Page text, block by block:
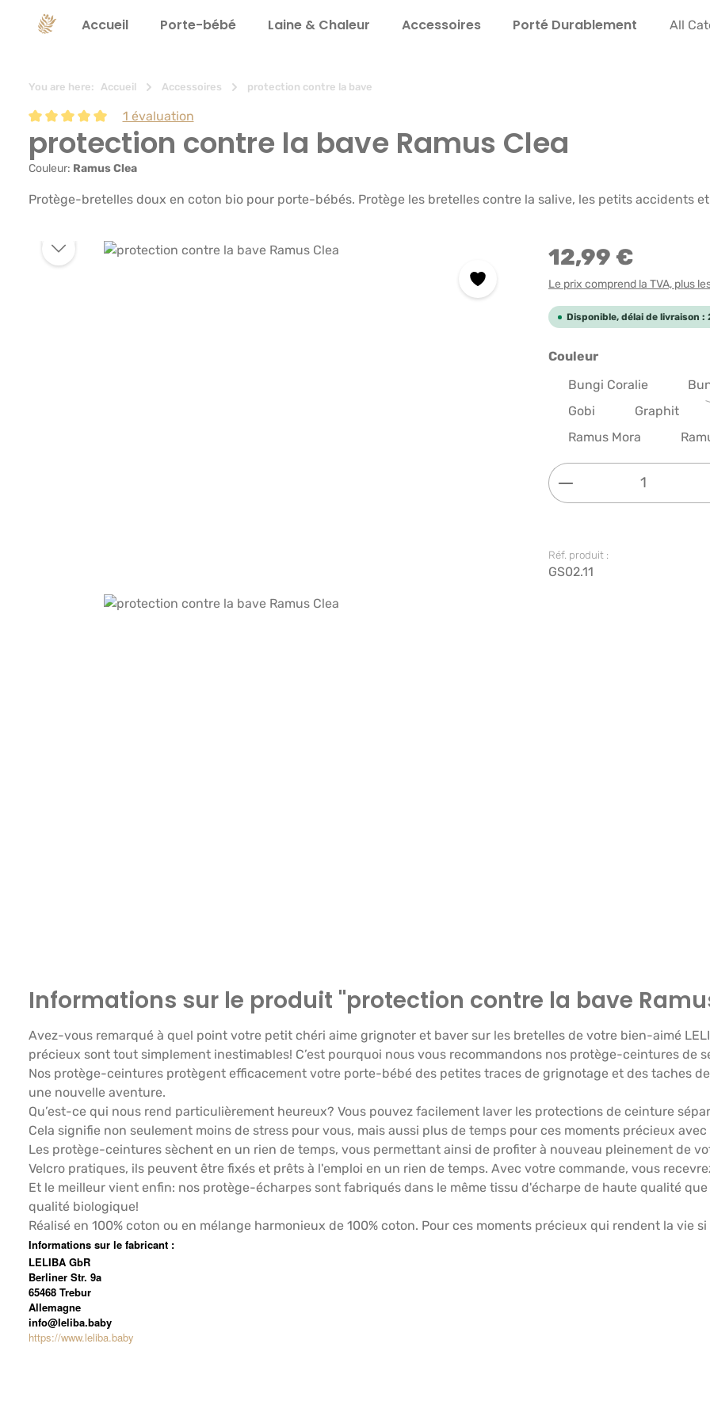
Passer à la navigation principale
Accueil Porte-bébé Laine & Chaleur Accessoires Porté Durable­ment All
You are here: Accueil Accessoires protection contre la bave
Note moyenne de 5 sur 5 étoiles
1 évaluation
protection contre la bave Ramus Clea
Couleur: Ramus Clea
Protège-bretelles doux en coton bio pour porte-bébés. Protège les bretelles contre la salive, les petits accidents
Ignorer la galerie d'images 12,99 €
Le prix comprend la TVA, plus
Disponible, délai de livraison :
Sélectionnez
Couleur
Bungi Coralie
Gobi
Graphit
Ramus Mora
Quantité de
Réf. produit :
GS02.11
Informations sur le produit "protection contre la bave
Avez-vous remarqué à quel point votre petit chéri aime grignoter et baver sur les bretelles de votre bien-aimé
précieux sont tout simplement inestimables! C’est pourquoi nous vous recommandons nos protège-ceintures de
Nos protège-ceintures protègent efficacement votre porte-bébé des petites traces de grignotage et des taches
une nouvelle aventure.
Qu’est-ce qui nous rend particulièrement heureux? Vous pouvez facilement laver les protections de ceinture
Cela signifie non seulement moins de stress pour vous, mais aussi plus de temps pour ces moments précieux
Les protège-ceintures sèchent en un rien de temps, vous permettant ainsi de profiter à nouveau pleinement de
Velcro pratiques, ils peuvent être fixés et prêts à l'emploi en un rien de temps. Avec votre commande, vous
Et le meilleur vient enfin: nos protège-écharpes sont fabriqués dans le même tissu d'écharpe de haute qualité
qualité biologique!
Réalisé en 100% coton ou en mélange harmonieux de 100% coton. Pour ces moments précieux qui rendent la vie
Informations sur le fabricant :
LELIBA GbR
Berliner Str. 9a
65468 Trebur
Allemagne
info@leliba.baby
https://www.leliba.baby